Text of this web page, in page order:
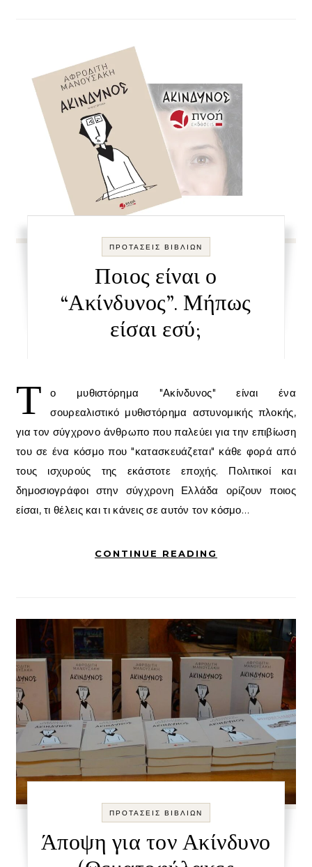
ΠΡΟΤΑΣΕΙΣ ΒΙΒΛΙΩΝ
Ποιος είναι ο
“Ακίνδυνος”. Μήπως
είσαι εσύ;
Τ
ο μυθιστόρημα "Ακίνδυνος" είναι ένα
σουρεαλιστικό μυθιστόρημα αστυνομικής πλοκής,
για τον σύγχρονο άνθρωπο που παλεύει για την επιβίωση
του σε ένα κόσμο που "κατασκευάζεται" κάθε φορά από
τους ισχυρούς της εκάστοτε εποχής. Πολιτικοί και
δημοσιογράφοι στην σύγχρονη Ελλάδα ορίζουν ποιος
είσαι, τι θέλεις και τι κάνεις σε αυτόν τον κόσμο…
CONTINUE READING
ΠΡΟΤΑΣΕΙΣ ΒΙΒΛΙΩΝ
Άποψη για τον Ακίνδυνο